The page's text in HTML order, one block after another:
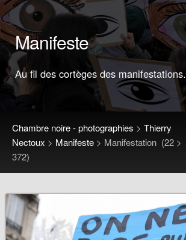
Manifeste
Au fil des cortèges des manifestations.
Chambre noire - photographies > Thierry
Nectoux > Manifeste > Manifestation (22 >
372)